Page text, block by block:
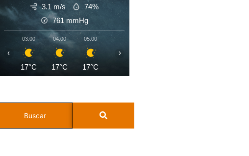
3.1 m/s
74%
761 mmHg
03:00
17°C
04:00
17°C
05:00
17°C
‹ ›